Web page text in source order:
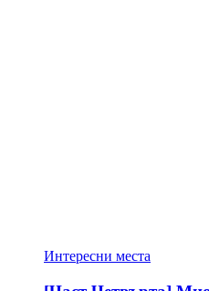
Интересни места